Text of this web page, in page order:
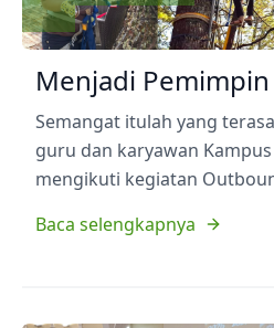
Menjadi
Semangat itulah yang
guru dan karyawan
mengikuti kegiatan
Baca selengkapnya